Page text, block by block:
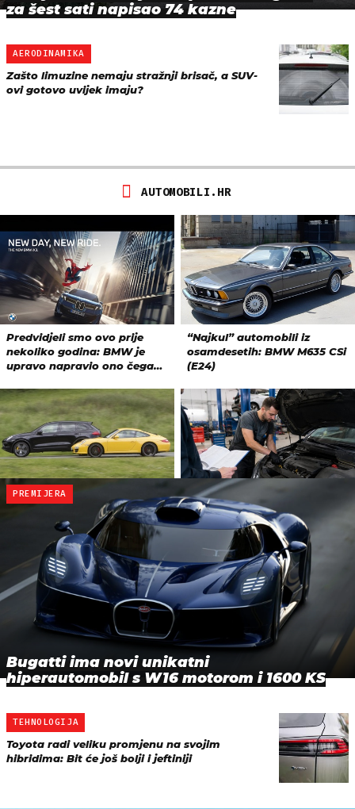
za šest sati napisao 74 kazne
AERODINAMIKA
Zašto limuzine nemaju stražnji brisač, a SUV-
ovi gotovo uvijek imaju?
PREMIJERA
Bugatti ima novi unikatni
hiperautomobil s W16 motorom i 1600 KS
TEHNOLOGIJA
Toyota radi veliku promjenu na svojim
hibridima: Bit će još bolji i jeftiniji